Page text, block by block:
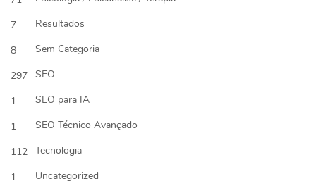
7
Resultados
8
Sem Categoria
297 SEO
1
SEO para IA
1
SEO Técnico Avançado
112 Tecnologia
1
Uncategorized